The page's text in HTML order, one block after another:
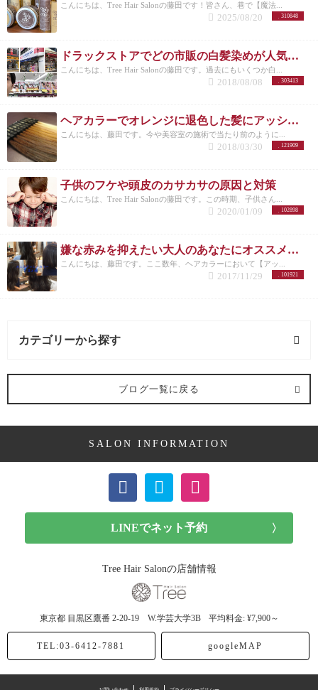
こんにちは、Tree Hair Salonの藤田です！皆さん、巷で【魔法...
310848
2025/08/20
ドラックストアでどの市販の白髪染めが人気なのか美容師がリサーチしてランキングにした。
こんにちは、Tree Hair Salonの藤田です。過去にもいくつか白...
303413
2018/08/08
ヘアカラーでオレンジに退色した髪にアッシュのすすめ
こんにちは、藤田です。今や美容室の施術で当たり前のように...
121909
2018/03/30
子供のフケや頭皮のカサカサの原因と対策
こんにちは、Tree Hair Salonの藤田です。この時期、子供さん...
102898
2020/01/09
嫌な赤みを抑えたい大人のあなたにオススメしたいヘアカラー【アッシュ】
こんにちは、藤田です。ここ数年、ヘアカラーにおいて【アッ...
101921
2017/11/29
カテゴリーから探す
髪型 (54記事)
ヘアドネーション (1記事)
ヘアカラー (40記事)
ブログ一覧に戻る
SALON INFORMATION
Tree Hair Salonの店舗情報
東京都 目黒区鷹番 2-20-19 W.学芸大学3B 平均料金: ¥7,900～
TEL:03-6412-7881 googleMAP